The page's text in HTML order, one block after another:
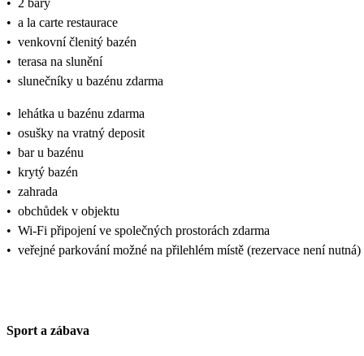
• 2 bary
• a la carte restaurace
• venkovní členitý bazén
• terasa na slunění
• slunečníky u bazénu zdarma
• lehátka u bazénu zdarma
• osušky na vratný deposit
• bar u bazénu
• krytý bazén
• zahrada
• obchůdek v objektu
• Wi-Fi připojení ve společných prostorách zdarma
• veřejné parkování možné na přilehlém místě (rezervace není nutná)
Sport a zábava